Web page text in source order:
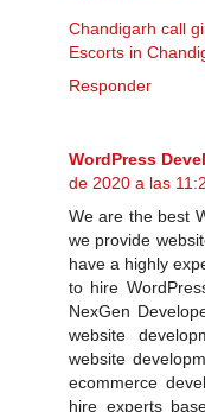
Chandigarh call
Escorts in
Responder
WordPress
de 2020 a las
We are the best
we provide
have a highly
to hire
NexGen
website
website
ecommerce
hire experts